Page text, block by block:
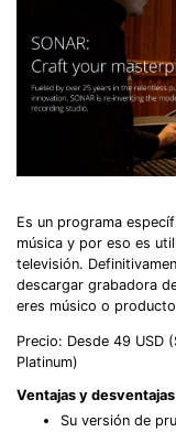
Es un programa
música y por eso es
televisión.
descargar grabadora
eres músico o
Precio: Desde 49 USD
Platinum)
Ventajas y
Su versión de